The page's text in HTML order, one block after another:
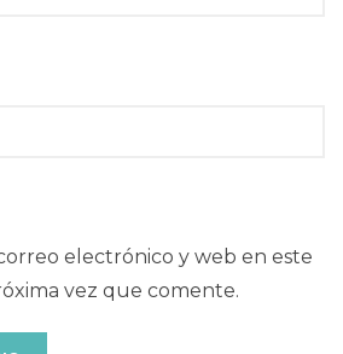
electrónico y web en este
vez que comente.